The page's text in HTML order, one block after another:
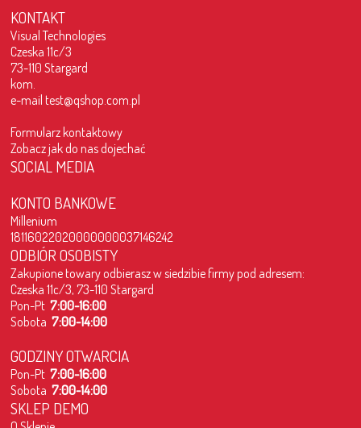
KONTAKT
Visual Technologies
Czeska 11c/3
73-110 Stargard
kom.
e-mailtest@qshop.com.pl
Formularz kontaktowy
Zobacz jak do nas dojechać
SOCIAL MEDIA
KONTO BANKOWE
Millenium
18116022020000000037146242
ODBIÓR OSOBISTY
Zakupione towary odbierasz w siedzibie firmy pod adresem:
Czeska 11c/3, 73-110 Stargard
Pon-Pt7:00-16:00
Sobota7:00-14:00
GODZINY OTWARCIA
Pon-Pt7:00-16:00
Sobota7:00-14:00
SKLEP DEMO